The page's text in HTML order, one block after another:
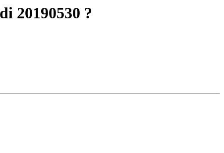
20190530 ?